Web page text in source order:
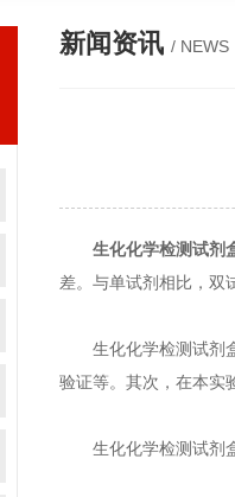
新闻资讯 / NEWS
生化化学检测试剂
差。与单试剂相比，双
生化化学检测试剂盒
验证等。其次，在本实
生化化学检测试剂